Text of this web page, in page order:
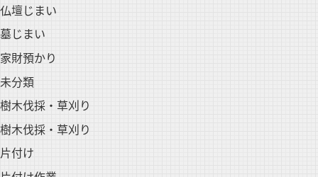
仏壇じまい
墓じまい
家財預かり
未分類
樹木伐採・草刈り
樹木伐採・草刈り
片付け